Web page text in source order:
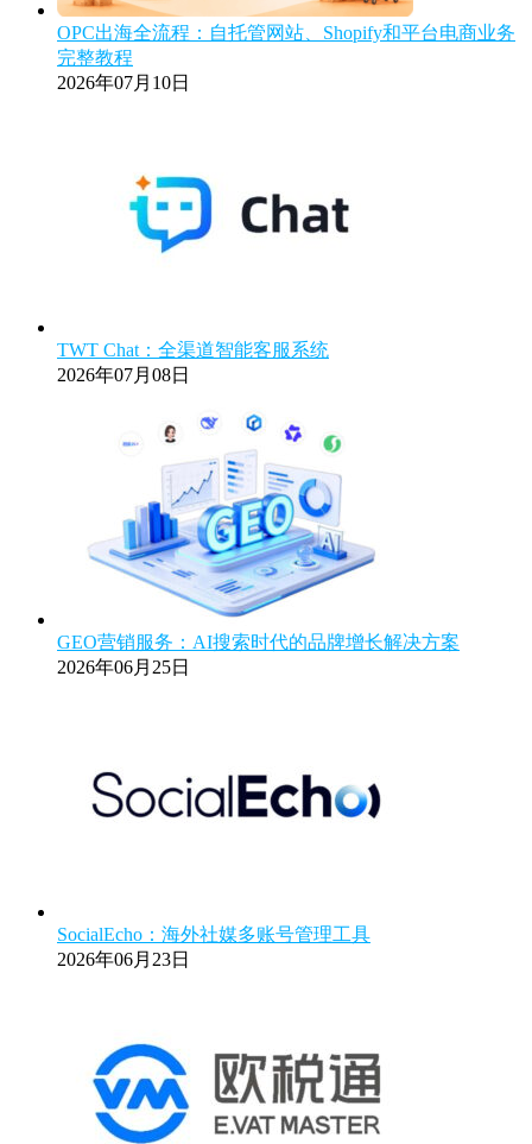
OPC出海全流程：自托管网站、Shopify和平台电商业务
完整教程
2026年07月10日
TWT Chat：全渠道智能客服系统
2026年07月08日
GEO营销服务：AI搜索时代的品牌增长解决方案
2026年06月25日
SocialEcho：海外社媒多账号管理工具
2026年06月23日